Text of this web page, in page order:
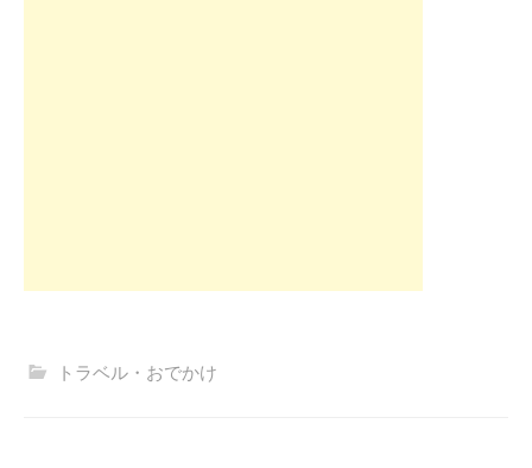
トラベル・おでかけ